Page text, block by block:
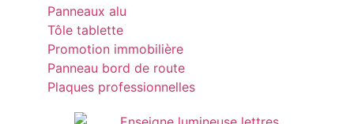
Panneaux alu
Tôle tablette
Promotion immobilière
Panneau bord de route
Plaques professionnelles